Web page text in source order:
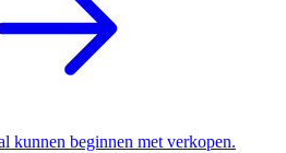
kunnen beginnen met verkopen.